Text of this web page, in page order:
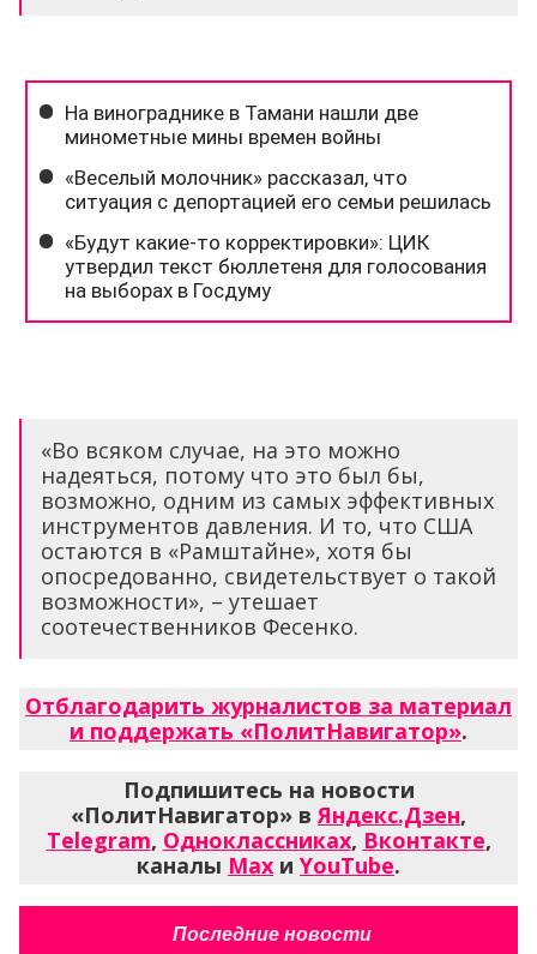
«Во всяком случае, на это можно
надеяться, потому что это был бы,
возможно, одним из самых эффективных
инструментов давления. И то, что США
остаются в «Рамштайне», хотя бы
опосредованно, свидетельствует о такой
возможности», – утешает
соотечественников Фесенко.
Отблагодарить журналистов за материал
и поддержать «ПолитНавигатор».
Подпишитесь на новости
«ПолитНавигатор» вЯндекс.Дзен,
Telegram, Одноклассниках, Вконтакте,
каналы Max и YouTube.
Последние новости